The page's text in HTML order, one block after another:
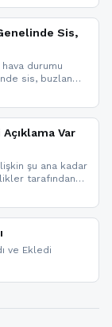
Sis,
durumu
sis, buzlanma
Doğu
gelişmeleri.
Var
şu ana kadar
tarafından
olmak için
açabilirsiniz.
ve Ekledi